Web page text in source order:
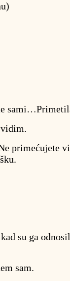
primećujete
su ga
sam.